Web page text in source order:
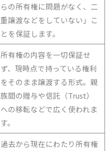
らの所有権に問題がなく、二
重譲渡などをしていない」こ
とを保証します。
所有権の内容を一切保証せ
ず、現時点で持っている権利
をそのまま譲渡する形式。親
族間の贈与や信託（Trust）
への移転などで広く使われま
す。
過去から現在にわたり所有権